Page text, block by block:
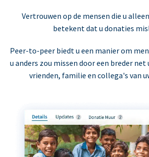
Vertrouwen op de mensen die u
betekent dat u donaties
Peer-to-peer biedt u een manier om
u anders zou missen door een breder
vrienden, familie en collega's van